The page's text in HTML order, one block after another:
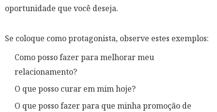
oportunidade que você deseja.
Se coloque como protagonista, observe estes exemplos:
Como posso fazer para melhorar meu
relacionamento?
O que posso curar em mim hoje?
O que posso fazer para que minha promoção de